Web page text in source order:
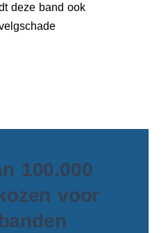
deze band ook
100.000
voor